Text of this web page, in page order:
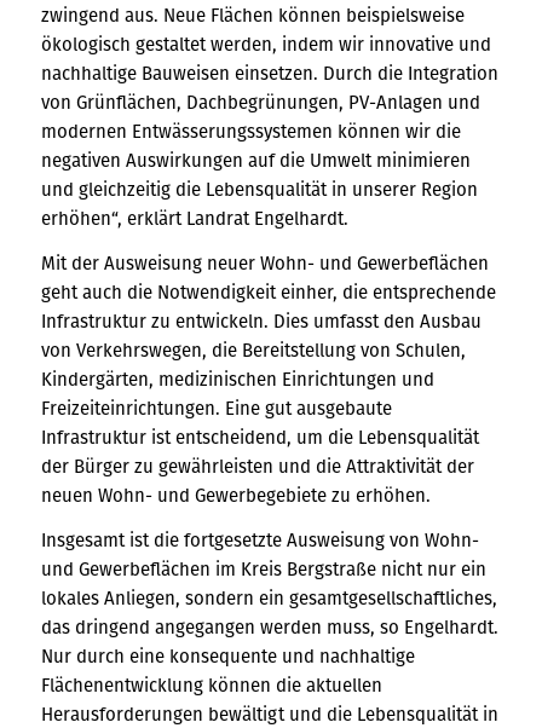
zwingend aus. Neue Flächen können beispielsweise
ökologisch gestaltet werden, indem wir innovative und
nachhaltige Bauweisen einsetzen. Durch die Integration
von Grünflächen, Dachbegrünungen, PV-Anlagen und
modernen Entwässerungssystemen können wir die
negativen Auswirkungen auf die Umwelt minimieren
und gleichzeitig die Lebensqualität in unserer Region
erhöhen“, erklärt Landrat Engelhardt.
Mit der Ausweisung neuer Wohn- und Gewerbeflächen
geht auch die Notwendigkeit einher, die entsprechende
Infrastruktur zu entwickeln. Dies umfasst den Ausbau
von Verkehrswegen, die Bereitstellung von Schulen,
Kindergärten, medizinischen Einrichtungen und
Freizeiteinrichtungen. Eine gut ausgebaute
Infrastruktur ist entscheidend, um die Lebensqualität
der Bürger zu gewährleisten und die Attraktivität der
neuen Wohn- und Gewerbegebiete zu erhöhen.
Insgesamt ist die fortgesetzte Ausweisung von Wohn-
und Gewerbeflächen im Kreis Bergstraße nicht nur ein
lokales Anliegen, sondern ein gesamtgesellschaftliches,
das dringend angegangen werden muss, so Engelhardt.
Nur durch eine konsequente und nachhaltige
Flächenentwicklung können die aktuellen
Herausforderungen bewältigt und die Lebensqualität in